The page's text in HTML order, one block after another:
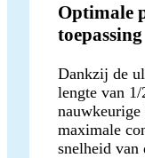
Optimale
toepassing
Dankzij de
lengte van
maximale
snelheid van